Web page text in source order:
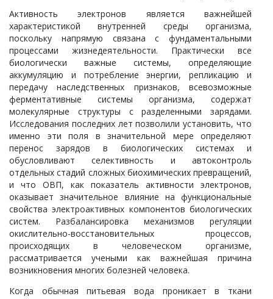
Активность электронов является важнейшей
характеристикой внутренней среды организма,
поскольку напрямую связана с фундаментальными
процессами жизнедеятельности. Практически все
биологически важные системы, определяющие
аккумуляцию и потребление энергии, репликацию и
передачу наследственных признаков, всевозможные
ферментативные системы организма, содержат
молекулярные структуры с разделенными зарядами.
Исследования последних лет позволили установить, что
именно эти поля в значительной мере определяют
перенос зарядов в биологических системах и
обусловливают селективность и автоконтроль
отдельных стадий сложных биохимических превращений,
и что ОВП, как показатель активности электронов,
оказывает значительное влияние на функциональные
свойства электроактивных компонентов биологических
систем. Разбалансировка механизмов регуляции
окислительно-восстановительных процессов,
происходящих в человеческом организме,
рассматривается учеными как важнейшая причина
возникновения многих болезней человека.
Когда обычная питьевая вода проникает в ткани